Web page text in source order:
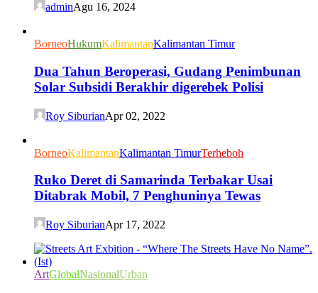
adminAgu 16, 2024
BorneoHukumKalimantanKalimantan Timur
Dua Tahun Beroperasi, Gudang Penimbunan
Solar Subsidi Berakhir digerebek Polisi
Roy SiburianApr 02, 2022
BorneoKalimantanKalimantan TimurTerheboh
Ruko Deret di Samarinda Terbakar Usai
Ditabrak Mobil, 7 Penghuninya Tewas
Roy SiburianApr 17, 2022
ArtGlobalNasionalUrban